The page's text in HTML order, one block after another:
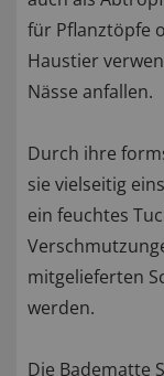
für Pflanztöpfe
Haustier
Nässe anfallen.
Durch ihre
sie vielseitig
ein feuchtes
mitgelieferten
werden.
Die Badematte